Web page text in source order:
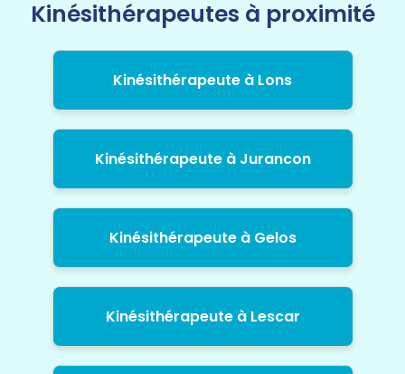
Kinésithérapeutes à proximité
Kinésithérapeute à Lons
Kinésithérapeute à Jurancon
Kinésithérapeute à Gelos
Kinésithérapeute à Lescar